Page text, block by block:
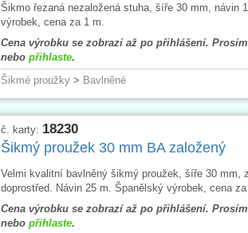
Šikmo řezaná nezaložená stuha, šíře 30 mm, návin
výrobek, cena za 1 m.
Cena výrobku se zobrazí až po přihlášení. Prosím
nebo přihlaste.
Šikmé proužky> Bavlněné
č. karty: 18230
Šikmý proužek 30 mm BA založený
Velmi kvalitní bavlněný šikmý proužek, šíře 30 mm,
doprostřed. Návin 25 m. Španělský výrobek, cena za
Cena výrobku se zobrazí až po přihlášení. Prosím
nebo přihlaste.